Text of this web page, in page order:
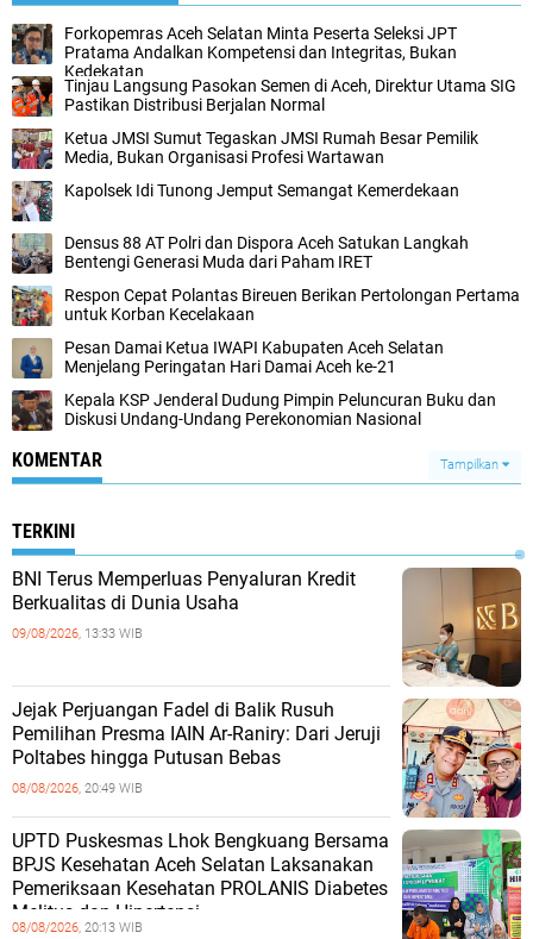
Forkopemras Aceh Selatan Minta Peserta Seleksi JPT
Pratama Andalkan Kompetensi dan Integritas, Bukan
Kedekatan
‎Tinjau Langsung Pasokan Semen di Aceh, ‎Direktur Utama SIG
Pastikan Distribusi Berjalan Normal ‎
Ketua JMSI Sumut Tegaskan JMSI Rumah Besar Pemilik
Media, Bukan Organisasi Profesi Wartawan
Kapolsek Idi Tunong Jemput Semangat Kemerdekaan
Densus 88 AT Polri dan Dispora Aceh Satukan Langkah
Bentengi Generasi Muda dari Paham IRET
Respon Cepat Polantas Bireuen Berikan Pertolongan Pertama
untuk Korban Kecelakaan
‎Pesan Damai Ketua IWAPI Kabupaten Aceh Selatan
Menjelang Peringatan Hari Damai Aceh ke-21
Kepala KSP Jenderal Dudung Pimpin Peluncuran Buku dan
Diskusi Undang-Undang Perekonomian Nasional
KOMENTAR Tampilkan
TERKINI
BNI Terus Memperluas Penyaluran Kredit
Berkualitas di Dunia Usaha
09/08/2026, 13:33 WIB
Jejak Perjuangan Fadel di Balik Rusuh
Pemilihan Presma IAIN Ar-Raniry: Dari Jeruji
Poltabes hingga Putusan Bebas
08/08/2026, 20:49 WIB
UPTD Puskesmas Lhok Bengkuang Bersama
BPJS Kesehatan Aceh Selatan Laksanakan
Pemeriksaan Kesehatan PROLANIS Diabetes
Melitus dan Hipertensi
08/08/2026, 20:13 WIB